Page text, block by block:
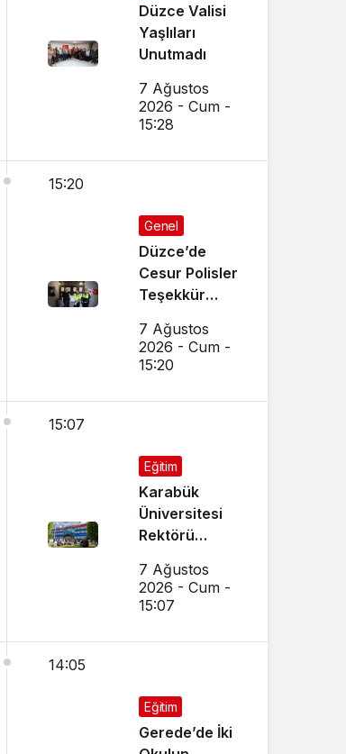
Düzce Valisi
Yaşlıları
Unutmadı
7 Ağustos
2026 - Cum -
15:28
15:20
Genel
Düzce’de
Cesur Polisler
Teşekkür
7 Ağustos
2026 - Cum -
15:20
15:07
Eğitim
Karabük
Üniversitesi
Rektörü
Aday
Öğrencilere
7 Ağustos
2026 - Cum -
15:07
14:05
Eğitim
Gerede’de İki